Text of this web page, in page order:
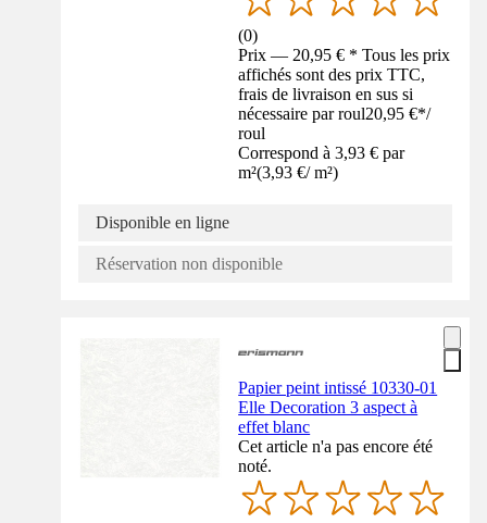
(0)
Prix — 20,95 € * Tous les prix
affichés sont des prix TTC,
frais de livraison en sus si
nécessaire par roul20,95 €*/
roul
Correspond à 3,93 € par
m²(3,93 €/ m²)
Disponible en ligne
Réservation non disponible
Papier peint intissé 10330-01
Elle Decoration 3 aspect à
effet blanc
Cet article n'a pas encore été
noté.